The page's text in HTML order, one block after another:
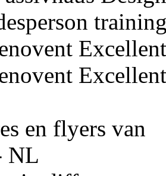
Excellent
en flyers van
NL